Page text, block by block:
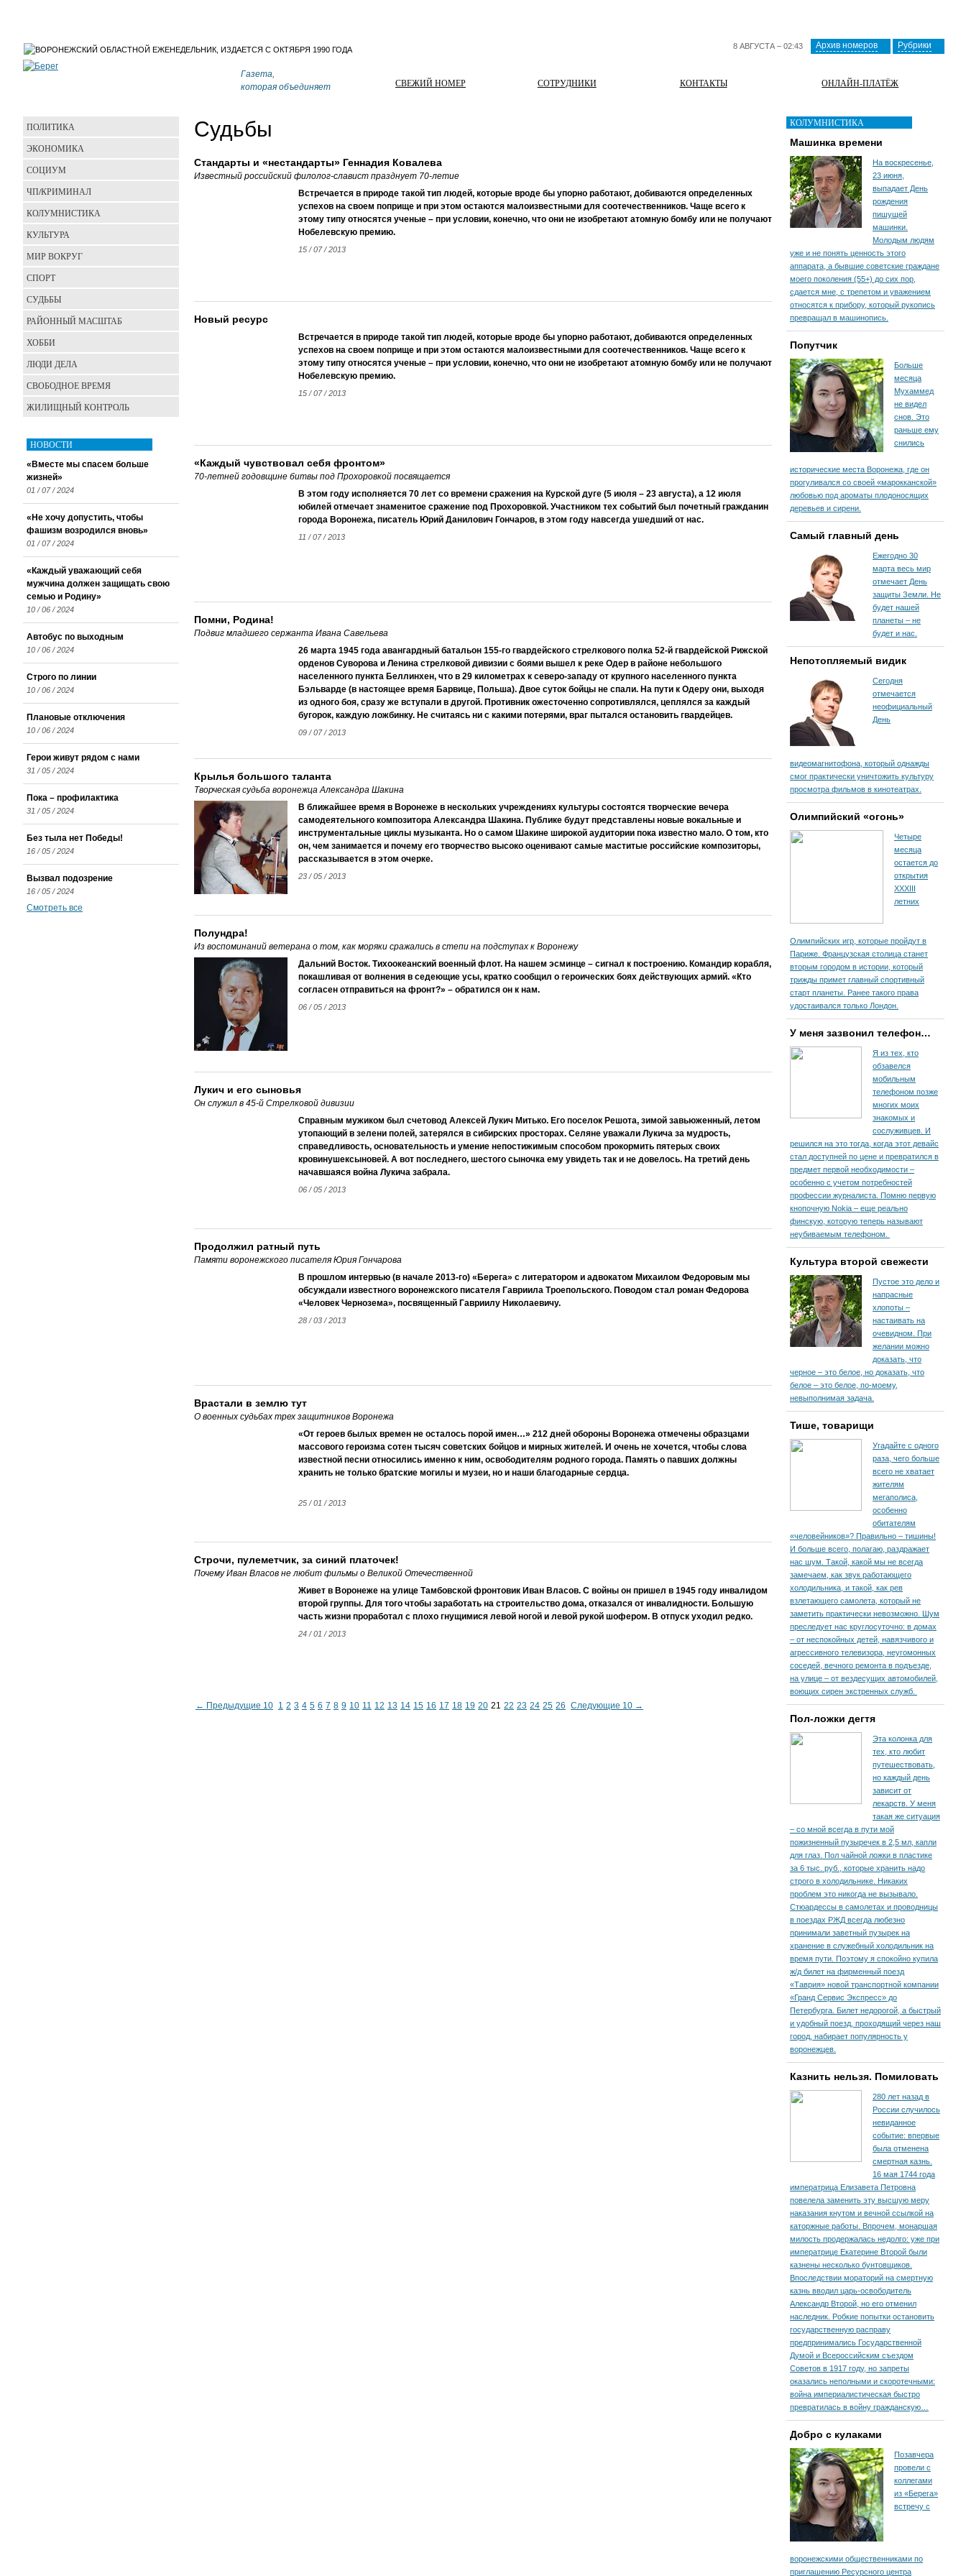
8 АВГУСТА – 02:43 Архив номеров Рубрики
Газета,
которая объединяет
СВЕЖИЙ НОМЕР СОТРУДНИКИ КОНТАКТЫ ОНЛАЙН-ПЛАТЁЖ
Судьбы
Стандарты и «нестандарты» Геннадия Ковалева
Известный российский филолог-славист празднует 70-летие
Встречается в природе такой тип людей, которые вроде бы упорно работают, добиваются определенных
успехов на своем поприще и при этом остаются малоизвестными для соотечественников. Чаще всего к
этому типу относятся ученые – при условии, конечно, что они не изобретают атомную бомбу или не получают
Нобелевскую премию.
15 / 07 / 2013
Новый ресурс
Встречается в природе такой тип людей, которые вроде бы упорно работают, добиваются определенных
успехов на своем поприще и при этом остаются малоизвестными для соотечественников. Чаще всего к
этому типу относятся ученые – при условии, конечно, что они не изобретают атомную бомбу или не получают
Нобелевскую премию.
15 / 07 / 2013
«Каждый чувствовал себя фронтом»
70-летней годовщине битвы под Прохоровкой посвящается
В этом году исполняется 70 лет со времени сражения на Курской дуге (5 июля – 23 августа), а 12 июля
юбилей отмечает знаменитое сражение под Прохоровкой. Участником тех событий был почетный гражданин
города Воронежа, писатель Юрий Данилович Гончаров, в этом году навсегда ушедший от нас.
11 / 07 / 2013
Помни, Родина!
Подвиг младшего сержанта Ивана Савельева
26 марта 1945 года авангардный батальон 155-го гвардейского стрелкового полка 52-й гвардейской Рижской
орденов Суворова и Ленина стрелковой дивизии с боями вышел к реке Одер в районе небольшого
населенного пункта Беллинхен, что в 29 километрах к северо-западу от крупного населенного пункта
Бэльварде (в настоящее время Барвице, Польша). Двое суток бойцы не спали. На пути к Одеру они, выходя
из одного боя, сразу же вступали в другой. Противник ожесточенно сопротивлялся, цеплялся за каждый
бугорок, каждую ложбинку. Не считаясь ни с какими потерями, враг пытался остановить гвардейцев.
09 / 07 / 2013
Крылья большого таланта
Творческая судьба воронежца Александра Шакина
В ближайшее время в Воронеже в нескольких учреждениях культуры состоятся творческие вечера
самодеятельного композитора Александра Шакина. Публике будут представлены новые вокальные и
инструментальные циклы музыканта. Но о самом Шакине широкой аудитории пока известно мало. О том, кто
он, чем занимается и почему его творчество высоко оценивают самые маститые российские композиторы,
рассказывается в этом очерке.
23 / 05 / 2013
Полундра!
Из воспоминаний ветерана о том, как моряки сражались в степи на подступах к Воронежу
Дальний Восток. Тихоокеанский военный флот. На нашем эсминце – сигнал к построению. Командир корабля,
покашливая от волнения в седеющие усы, кратко сообщил о героических боях действующих армий. «Кто
согласен отправиться на фронт?» – обратился он к нам.
06 / 05 / 2013
Лукич и его сыновья
Он служил в 45-й Стрелковой дивизии
Справным мужиком был счетовод Алексей Лукич Митько. Его поселок Решота, зимой завьюженный, летом
утопающий в зелени полей, затерялся в сибирских просторах. Селяне уважали Лукича за мудрость,
справедливость, основательность и умение непостижимым способом прокормить пятерых своих
кровинушек­сыновей. А вот последнего, шестого сыночка ему увидеть так и не довелось. На третий день
начавшаяся война Лукича забрала.
06 / 05 / 2013
Продолжил ратный путь
Памяти воронежского писателя Юрия Гончарова
В прошлом интервью (в начале 2013-го) «Берега» с литератором и адвокатом Михаилом Федоровым мы
обсуждали известного воронежского писателя Гавриила Троепольского. Поводом стал роман Федорова
«Человек Чернозема», посвященный Гавриилу Николаевичу.
28 / 03 / 2013
Врастали в землю тут
О военных судьбах трех защитников Воронежа
«От героев былых времен не осталось порой имен…» 212 дней обороны Воронежа отмечены образцами
массового героизма сотен тысяч советских бойцов и мирных жителей. И очень не хочется, чтобы слова
известной песни относились именно к ним, освободителям родного города. Память о павших должны
хранить не только братские могилы и музеи, но и наши благодарные сердца.
25 / 01 / 2013
Строчи, пулеметчик, за синий платочек!
Почему Иван Власов не любит фильмы о Великой Отечественной
Живет в Воронеже на улице Тамбовской фронтовик Иван Власов. С войны он пришел в 1945 году инвалидом
второй группы. Для того чтобы заработать на строительство дома, отказался от инвалидности. Большую
часть жизни проработал с плохо гнущимися левой ногой и левой рукой шофером. В отпуск уходил редко.
24 / 01 / 2013
← Предыдущие 10 1 2 3 4 5 6 7 8 9 10 11 12 13 14 15 16 17 18 19 20 21 22 23 24 25 26 Следующие 10 →
ПОЛИТИКА
ЭКОНОМИКА
СОЦИУМ
ЧП/КРИМИНАЛ
КОЛУМНИСТИКА
КУЛЬТУРА
МИР ВОКРУГ
СПОРТ
СУДЬБЫ
РАЙОННЫЙ МАСШТАБ
ХОББИ
ЛЮДИ ДЕЛА
СВОБОДНОЕ ВРЕМЯ
ЖИЛИЩНЫЙ КОНТРОЛЬ
НОВОСТИ
«Вместе мы спасем больше
жизней»
01 / 07 / 2024
«Не хочу допустить, чтобы
фашизм возродился вновь»
01 / 07 / 2024
«Каждый уважающий себя
мужчина должен защищать свою
семью и Родину»
10 / 06 / 2024
Автобус по выходным
10 / 06 / 2024
Строго по линии
10 / 06 / 2024
Плановые отключения
10 / 06 / 2024
Герои живут рядом с нами
31 / 05 / 2024
Пока – профилактика
31 / 05 / 2024
Без тыла нет Победы!
16 / 05 / 2024
Вызвал подозрение
16 / 05 / 2024
Смотреть все
КОЛУМНИСТИКА
Машинка времени
На воскресенье,
23 июня,
выпадает День
рождения
пишущей
машинки.
Молодым людям
уже и не понять ценность этого
аппарата, а бывшие советские граждане
моего поколения (55+) до сих пор,
сдается мне, с трепетом и уважением
относятся к прибору, который рукопись
превращал в машинопись.
Попутчик
Больше
месяца
Мухаммед
не видел
снов. Это
раньше ему
снились
исторические места Воронежа, где он
прогуливался со своей «марокканской»
любовью под ароматы плодоносящих
деревьев и сирени.
Самый главный день
Ежегодно 30
марта весь мир
отмечает День
защиты Земли. Не
будет нашей
планеты – не
будет и нас.
Непотопляемый видик
Сегодня
отмечается
неофициальный
День
видеомагнитофона, который однажды
смог практически уничтожить культуру
просмотра фильмов в кинотеатрах.
Олимпийский «огонь»
Четыре
месяца
остается до
открытия
XXXIII
летних
Олимпийских игр, которые пройдут в
Париже. Французская столица станет
вторым городом в истории, который
трижды примет главный спортивный
старт планеты. Ранее такого права
удостаивался только Лондон.
У меня зазвонил телефон…
Я из тех, кто
обзавелся
мобильным
телефоном позже
многих моих
знакомых и
сослуживцев. И
решился на это тогда, когда этот девайс
стал доступней по цене и превратился в
предмет первой необходимости –
особенно с учетом потребностей
профессии журналиста. Помню первую
кнопочную Nokia – еще реально
финскую, которую теперь называют
неубиваемым телефоном.
Культура второй свежести
Пустое это дело и
напрасные
хлопоты –
настаивать на
очевидном. При
желании можно
доказать, что
черное – это белое, но доказать, что
белое – это белое, по-моему,
невыполнимая задача.
Тише, товарищи
Угадайте с одного
раза, чего больше
всего не хватает
жителям
мегаполиса,
особенно
обитателям
«человейников»? Правильно – тишины!
И больше всего, полагаю, раздражает
нас шум. Такой, какой мы не всегда
замечаем, как звук работающего
холодильника, и такой, как рев
взлетающего самолета, который не
заметить практически невозможно. Шум
преследует нас круглосуточно: в домах
– от неспокойных детей, навязчивого и
агрессивного телевизора, неугомонных
соседей, вечного ремонта в подъезде,
на улице – от вездесущих автомобилей,
воющих сирен экстренных служб.
Пол-ложки дегтя
Эта колонка для
тех, кто любит
путешествовать,
но каждый день
зависит от
лекарств. У меня
такая же ситуация
– со мной всегда в пути мой
пожизненный пузыречек в 2,5 мл, капли
для глаз. Пол чайной ложки в пластике
за 6 тыс. руб., которые хранить надо
строго в холодильнике. Никаких
проблем это никогда не вызывало.
Стюардессы в самолетах и проводницы
в поездах РЖД всегда любезно
принимали заветный пузырек на
хранение в служебный холодильник на
время пути. По­этому я спокойно купила
ж/д билет на фирменный поезд
«Таврия» новой транспортной компании
«Гранд Сервис Экспресс» до
Петербурга. Билет недорогой, а быстрый
и удобный поезд, проходящий через наш
город, набирает популярность у
воронежцев.
Казнить нельзя. Помиловать
280 лет назад в
России случилось
невиданное
событие: впервые
была отменена
смертная казнь.
16 мая 1744 года
императрица Елизавета Петровна
повелела заменить эту высшую меру
наказания кнутом и вечной ссылкой на
каторжные работы. Впрочем, монаршая
милость продержалась недолго: уже при
императрице Екатерине Второй были
казнены несколько бунтовщиков.
Впоследствии мораторий на смертную
казнь вводил царь-освободитель
Александр Второй, но его отменил
наследник. Робкие попытки остановить
государственную расправу
предпринимались Государственной
Думой и Всероссийским съездом
Советов в 1917 году, но запреты
оказались неполными и скоротечными:
война империалистическая быстро
превратилась в войну гражданскую…
Добро с кулаками
Позавчера
провели с
коллегами
из «Берега»
встречу с
воронежскими общественниками по
приглашению Ресурсного центра